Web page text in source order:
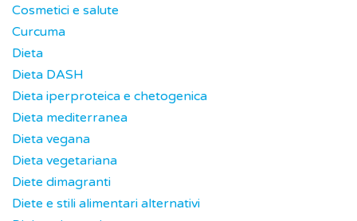
Cosmetici e salute
Curcuma
Dieta
Dieta DASH
Dieta iperproteica e chetogenica
Dieta mediterranea
Dieta vegana
Dieta vegetariana
Diete dimagranti
Diete e stili alimentari alternativi